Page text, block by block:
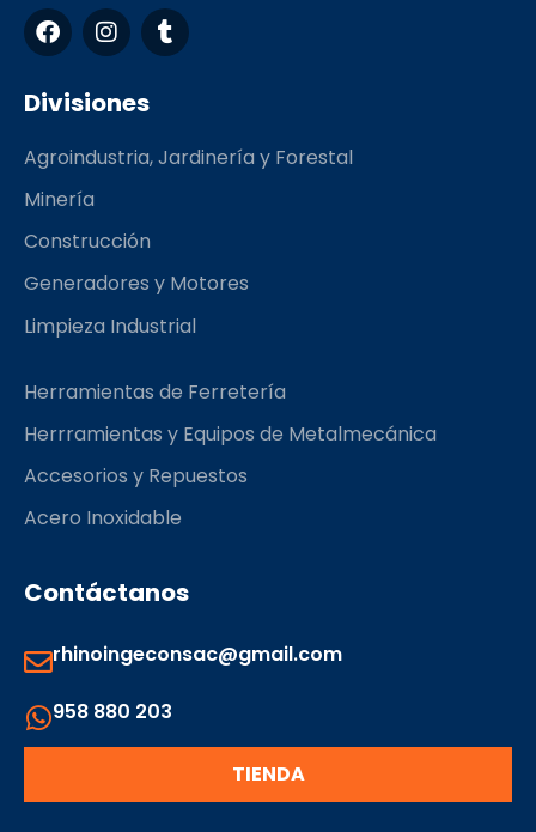
F
a
c
e
b
o
k
I
n
s
t
a
r
T
u
m
Divisiones
Agroindustria, Jardinería y Forestal
Minería
Construcción
Generadores y Motores
Limpieza Industrial
Herramientas de Ferretería
Herrramientas y Equipos de Metalmecánica
Accesorios y Repuestos
Acero Inoxidable
Contáctanos
rhinoingeconsac@gmail.com
958 880 203
TIENDA